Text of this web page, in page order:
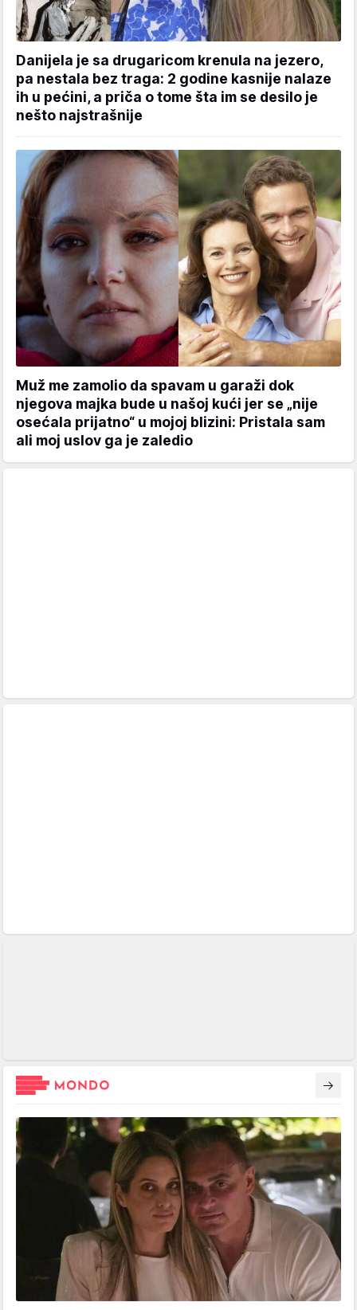
Danijela je sa drugaricom krenula na jezero,
pa nestala bez traga: 2 godine kasnije nalaze
ih u pećini, a priča o tome šta im se desilo je
nešto najstrašnije
Muž me zamolio da spavam u garaži dok
njegova majka bude u našoj kući jer se „nije
osećala prijatno“ u mojoj blizini: Pristala sam
ali moj uslov ga je zaledio